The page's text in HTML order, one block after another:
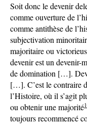
Soit donc le devenir
comme ouverture de
comme antithèse de
subjectivation
majoritaire ou
devenir est un
de domination […].
[…]. C’est le contraire
l’Histoire, où il s’agit
ou obtenir une majorité
toujours recommencé